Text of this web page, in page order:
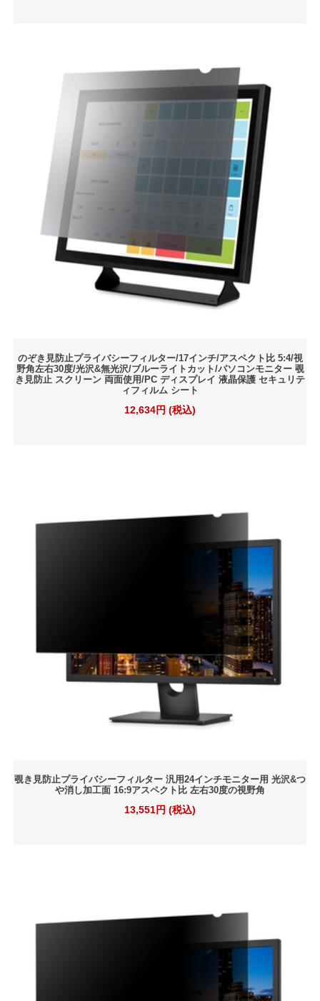
のぞき見防止プライバシーフィルター/17インチ/アスペクト比 5:4/視
野角左右30度/光沢&無光沢/ブルーライトカット/パソコンモニター 覗
き見防止 スクリーン 両面使用/PC ディスプレイ 液晶保護 セキュリテ
ィフィルム シート
12,634円 (税込)
覗き見防止プライバシーフィルター 汎用24インチモニター用 光沢&つ
や消し加工面 16:9アスペクト比 左右30度の視野角
13,551円 (税込)